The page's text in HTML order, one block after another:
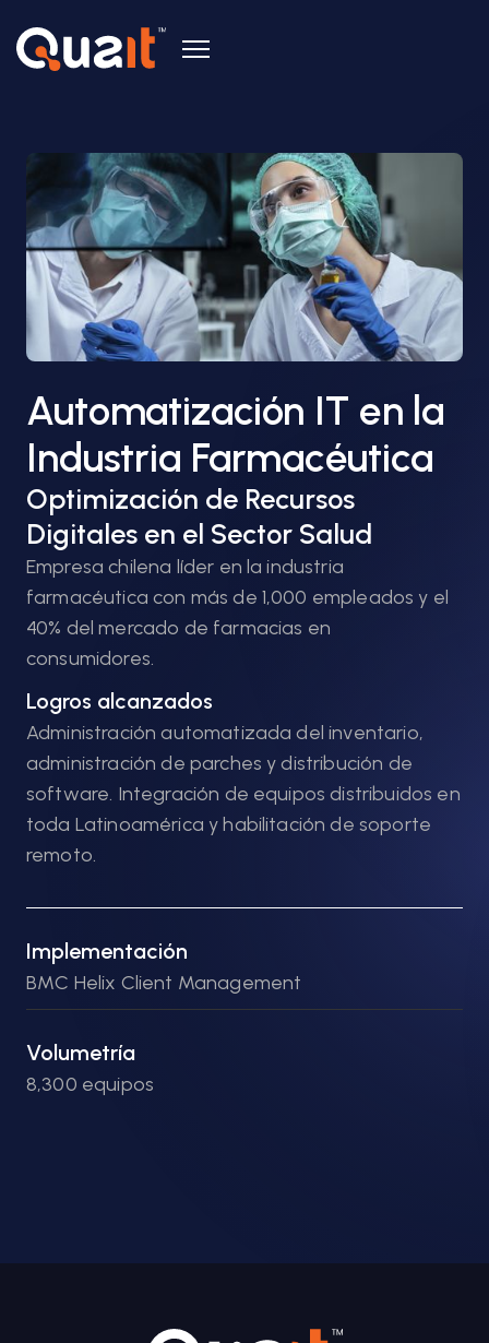
Automatización IT en la
Industria Farmacéutica
Optimización de Recursos
Digitales en el Sector Salud
Empresa chilena líder en la industria
farmacéutica con más de 1,000 empleados y el
40% del mercado de farmacias en
consumidores.
Logros alcanzados
Administración automatizada del inventario,
administración de parches y distribución de
software. Integración de equipos distribuidos en
toda Latinoamérica y habilitación de soporte
remoto.
Implementación
BMC Helix Client Management
Volumetría
8,300 equipos